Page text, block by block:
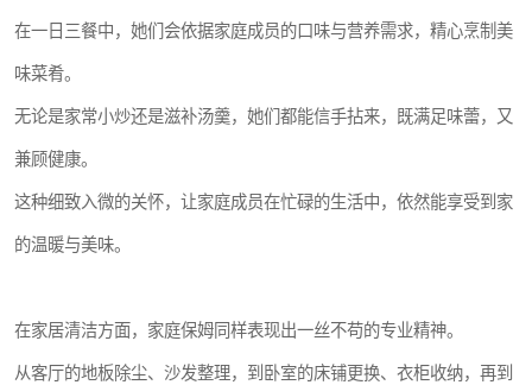
在一日三餐中，她们会依据家庭成员的口味与营养需求，精心烹制美
味菜肴。
无论是家常小炒还是滋补汤羹，她们都能信手拈来，既满足味蕾，又
兼顾健康。
这种细致入微的关怀，让家庭成员在忙碌的生活中，依然能享受到家
的温暖与美味。
在家居清洁方面，家庭保姆同样表现出一丝不苟的专业精神。
从客厅的地板除尘、沙发整理，到卧室的床铺更换、衣柜收纳，再到